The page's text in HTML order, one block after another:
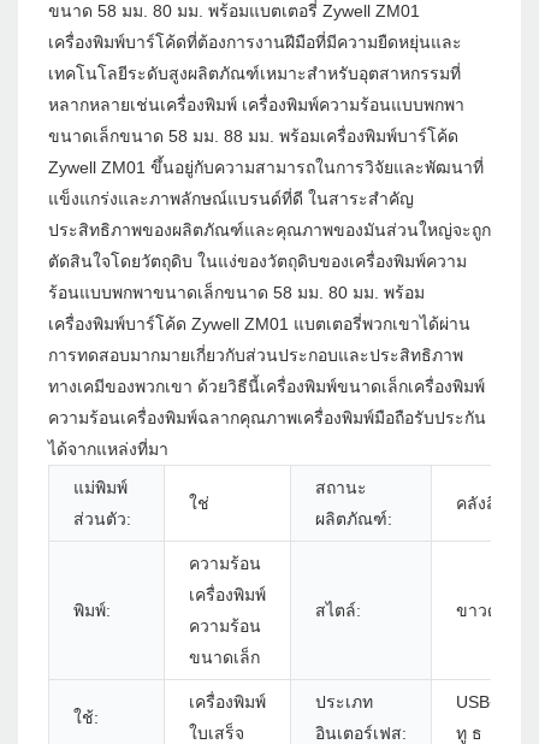
ขนาด 58 มม. 80 มม. พร้อมแบตเตอรี่ Zywell ZM01
เครื่องพิมพ์บาร์โค้ดที่ต้องการงานฝีมือที่มีความยืดหยุ่นและ
เทคโนโลยีระดับสูงผลิตภัณฑ์เหมาะสำหรับอุตสาหกรรมที่
หลากหลายเช่นเครื่องพิมพ์ เครื่องพิมพ์ความร้อนแบบพกพา
ขนาดเล็กขนาด 58 มม. 88 มม. พร้อมเครื่องพิมพ์บาร์โค้ด
Zywell ZM01 ขึ้นอยู่กับความสามารถในการวิจัยและพัฒนาที่
แข็งแกร่งและภาพลักษณ์แบรนด์ที่ดี ในสาระสำคัญ
ประสิทธิภาพของผลิตภัณฑ์และคุณภาพของมันส่วนใหญ่จะถูก
ตัดสินใจโดยวัตถุดิบ ในแง่ของวัตถุดิบของเครื่องพิมพ์ความ
ร้อนแบบพกพาขนาดเล็กขนาด 58 มม. 80 มม. พร้อม
เครื่องพิมพ์บาร์โค้ด Zywell ZM01 แบตเตอรี่พวกเขาได้ผ่าน
การทดสอบมากมายเกี่ยวกับส่วนประกอบและประสิทธิภาพ
ทางเคมีของพวกเขา ด้วยวิธีนี้เครื่องพิมพ์ขนาดเล็กเครื่องพิมพ์
ความร้อนเครื่องพิมพ์ฉลากคุณภาพเครื่องพิมพ์มือถือรับประกัน
ได้จากแหล่งที่มา
แม่พิมพ์
ส่วนตัว:
ใช่
สถานะ
ผลิตภัณฑ์:
คลังสินค้า
พิมพ์:
ความร้อน
เครื่องพิมพ์
ความร้อน
ขนาดเล็ก
สไตล์: ขาวดำ
ใช้:
เครื่องพิมพ์
ใบเสร็จ
ประเภท
อินเตอร์เฟส:
ทู ธ